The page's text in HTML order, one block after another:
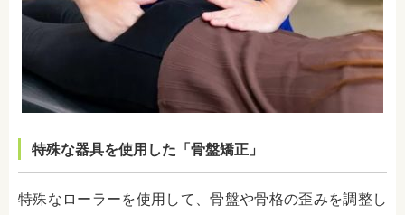
特殊な器具を使用した「骨盤矯正」
特殊なローラーを使用して、骨盤や骨格の歪みを調整し